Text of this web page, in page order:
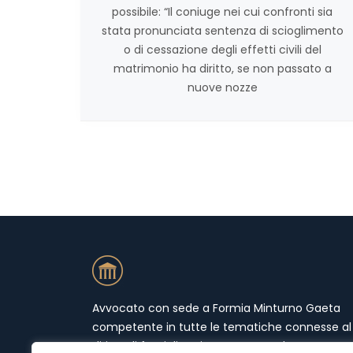
possibile: “Il coniuge nei cui confronti sia
stata pronunciata sentenza di scioglimento
o di cessazione degli effetti civili del
matrimonio ha diritto, se non passato a
nuove nozze
Avvocato con sede a Formia Minturno Gaeta
competente in tutte le tematiche connesse al
diritto di famiglia. Mi occupo prevalentemente